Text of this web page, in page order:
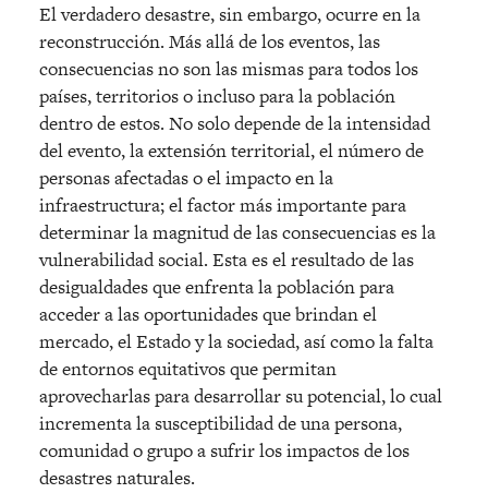
El verdadero desastre, sin embargo, ocurre en la
reconstrucción. Más allá de los eventos, las
consecuencias no son las mismas para todos los
países, territorios o incluso para la población
dentro de estos. No solo depende de la intensidad
del evento, la extensión territorial, el número de
personas afectadas o el impacto en la
infraestructura; el factor más importante para
determinar la magnitud de las consecuencias es la
vulnerabilidad social. Esta es el resultado de las
desigualdades que enfrenta la población para
acceder a las oportunidades que brindan el
mercado, el Estado y la sociedad, así como la falta
de entornos equitativos que permitan
aprovecharlas para desarrollar su potencial, lo cual
incrementa la susceptibilidad de una persona,
comunidad o grupo a sufrir los impactos de los
desastres naturales.